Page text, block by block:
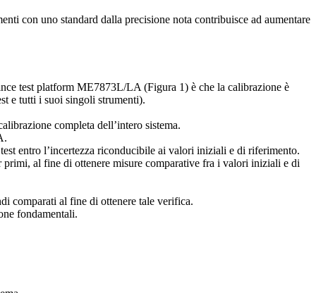
con uno standard dalla precisione nota contribuisce ad aumentare
test platform ME7873L/LA (Figura 1) è che la calibrazione è
e tutti i suoi singoli strumenti).
completa dell’intero sistema.
entro l’incertezza riconducibile ai valori iniziali e di riferimento.
primi, al fine di ottenere misure comparative fra i valori iniziali e di
comparati al fine di ottenere tale verifica.
fondamentali.